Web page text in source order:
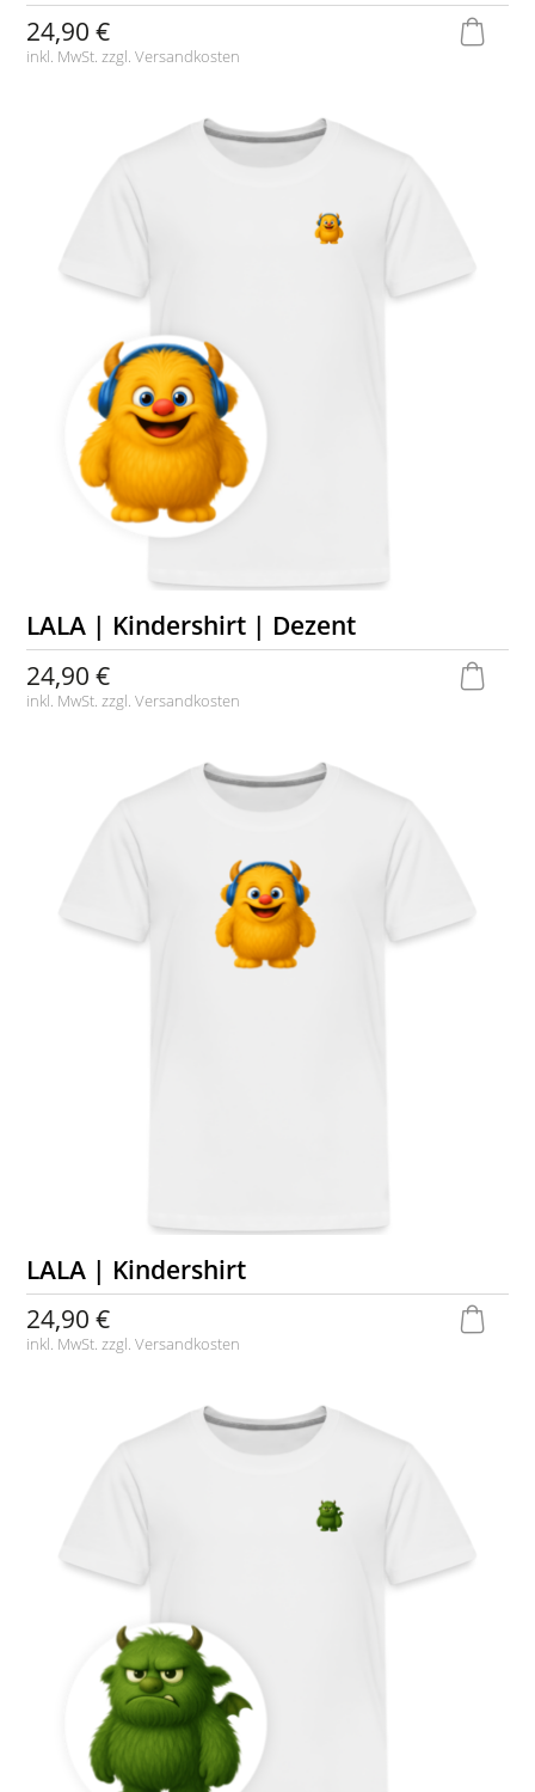
24,90 €
inkl. MwSt. zzgl.Versandkosten
LALA | Kindershirt | Dezent
24,90 €
inkl. MwSt. zzgl.Versandkosten
LALA | Kindershirt
24,90 €
inkl. MwSt. zzgl.Versandkosten